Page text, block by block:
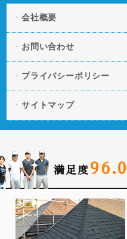
会社概要
お問い合わせ
プライバシーポリシー
サイトマップ
満足度 96.0